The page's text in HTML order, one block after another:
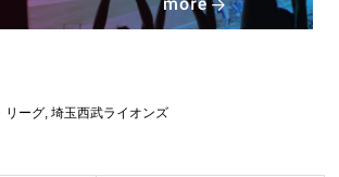
リーグ,埼玉西武ライオンズ